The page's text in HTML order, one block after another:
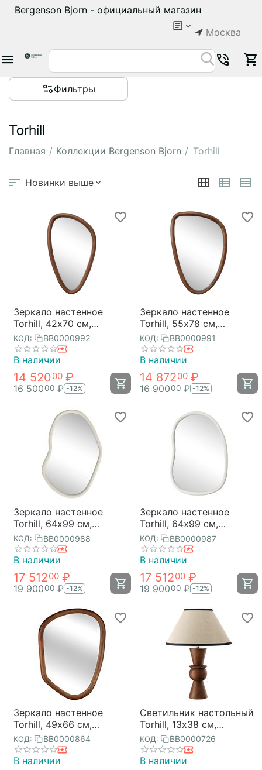
Bergenson Bjorn - официальный магазин
Москва
Фильтры
Torhill
Главная / Коллекции Bergenson Bjorn / Torhill
Новинки выше
Зеркало настенное
Torhill, 42х70 см,
коричневое, Bergenson
Bjorn
КОД: BB0000992
В наличии
14 52000 ₽
16 50000 ₽ -12%
Зеркало настенное
Torhill, 55х78 см,
коричневое, Bergenson
Bjorn
КОД: BB0000991
В наличии
14 87200 ₽
16 90000 ₽ -12%
Зеркало настенное
Torhill, 64х99 см,
бежевое, Bergenson Bjorn
КОД: BB0000988
В наличии
17 51200 ₽
19 90000 ₽ -12%
Зеркало настенное
Torhill, 64х99 см,
бежевое, Bergenson Bjorn
КОД: BB0000987
В наличии
17 51200 ₽
19 90000 ₽ -12%
Зеркало настенное
Torhill, 49х66 см,
коричневое, Bergenson
Bjorn
КОД: BB0000864
В наличии
Светильник настольный
Torhill, 13х38 см,
бежевый, Bergenson
Bjorn
КОД: BB0000726
В наличии